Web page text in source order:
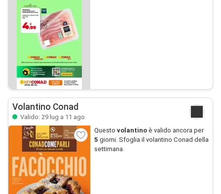
Volantino Conad
Valido: 29 lug a 11 ago
Questo volantinoè valido ancora per
5 giorni. Sfoglia il volantino Conad della
settimana.